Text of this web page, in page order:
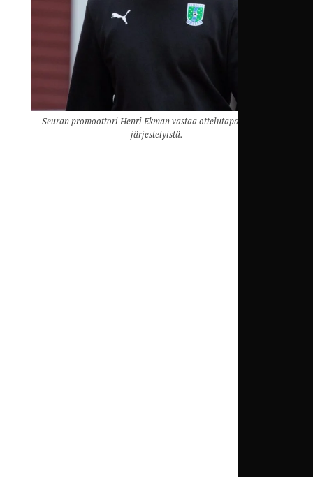
Seuran promoottori Henri Ekman vastaa ottelutapahtumien
järjestelyistä.